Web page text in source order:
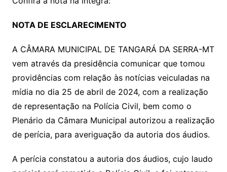
NOTA DE ESCLARECIMENTO
A CÂMARA MUNICIPAL DE TANGARÁ DA SERRA-MT
vem através da presidência comunicar que tomou
providências com relação às notícias veiculadas na
mídia no dia 25 de abril de 2024, com a realização
de representação na Polícia Civil, bem como o
Plenário da Câmara Municipal autorizou a realização
de perícia, para averiguação da autoria dos áudios.
A perícia constatou a autoria dos áudios, cujo laudo